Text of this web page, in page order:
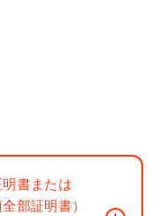
書または
部証明書）